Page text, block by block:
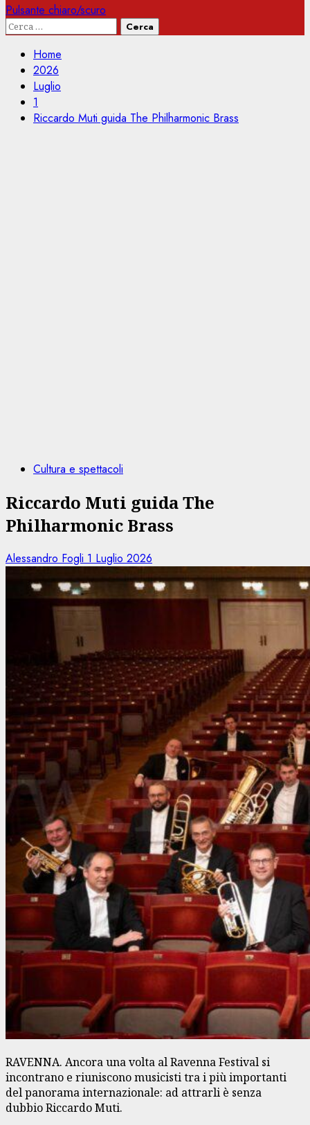
Pulsante chiaro/scuro
Ricerca
Home
2026
Luglio
1
Riccardo Muti guida The Philharmonic Brass
Cultura e spettacoli
Riccardo Muti guida The
Philharmonic Brass
Alessandro Fogli 1 Luglio 2026
RAVENNA. Ancora una volta al Ravenna Festival si
incontrano e riuniscono musicisti tra i più importanti
del panorama internazionale: ad attrarli è senza
dubbio Riccardo Muti.